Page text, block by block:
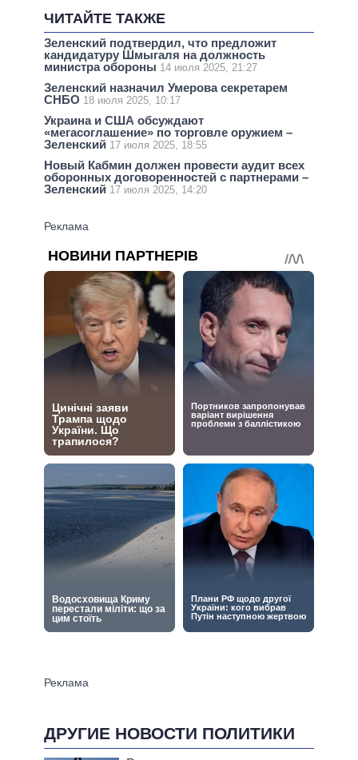
ЧИТАЙТЕ ТАКЖЕ
Зеленский подтвердил, что предложит
кандидатуру Шмыгаля на должность
министра обороны 14 июля 2025, 21:27
Зеленский назначил Умерова секретарем
СНБО 18 июля 2025, 10:17
Украина и США обсуждают
«мегасоглашение» по торговле оружием –
Зеленский 17 июля 2025, 18:55
Новый Кабмин должен провести аудит всех
оборонных договоренностей с партнерами –
Зеленский 17 июля 2025, 14:20
ДРУГИЕ НОВОСТИ ПОЛИТИКИ